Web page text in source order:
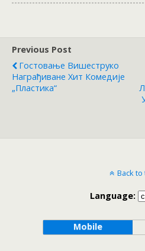
Previous Post
Гостовање Вишеструко
Награђиване Хит Комедије
„Пластика“
Back to
Language:
Mobile